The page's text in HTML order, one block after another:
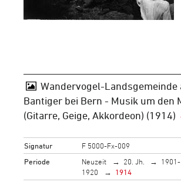
Wandervogel-Landsgemeinde
Bantiger bei Bern - Musik um den
(Gitarre, Geige, Akkordeon) (1914)
Signatur
F 5000-Fx-009
Periode
Neuzeit 20. Jh.
1920
1914